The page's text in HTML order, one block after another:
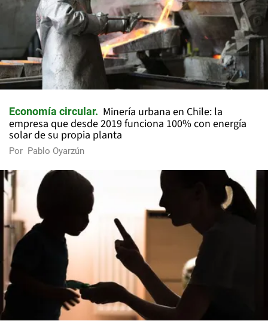
Economía circular
Minería urbana en Chile: la
empresa que desde 2019 funciona 100% con energía
solar de su propia planta
Por Pablo Oyarzún